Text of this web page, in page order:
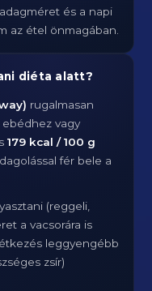
és a napi
az étel önmagában.
diéta alatt?
rugalmasan
vagy
179 kcal / 100 g
fér bele a
(reggeli,
a vacsorára is
leggyengébb
zsír)